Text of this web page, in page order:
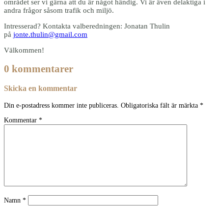
området ser vi gärna att du är något händig. Vi är även delaktiga i
andra frågor såsom trafik och miljö.
Intresserad? Kontakta valberedningen: Jonatan Thulin
på jonte.thulin@gmail.com
Välkommen!
0 kommentarer
Skicka en kommentar
Din e-postadress kommer inte publiceras. Obligatoriska fält är märkta *
Kommentar *
Namn *